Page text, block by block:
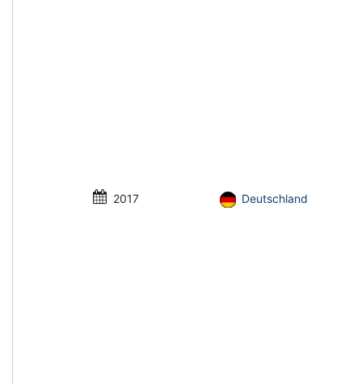
2017 Deutschland